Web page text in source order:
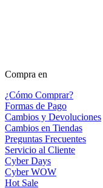
Compra en
¿Cómo Comprar?
Formas de Pago
Cambios y Devoluciones
Cambios en Tiendas
Preguntas Frecuentes
Servicio al Cliente
Cyber Days
Cyber WOW
Hot Sale